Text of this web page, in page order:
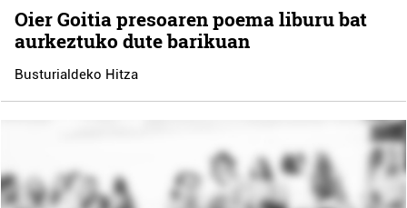
Oier Goitia presoaren poema liburu bat
aurkeztuko dute barikuan
Busturialdeko Hitza